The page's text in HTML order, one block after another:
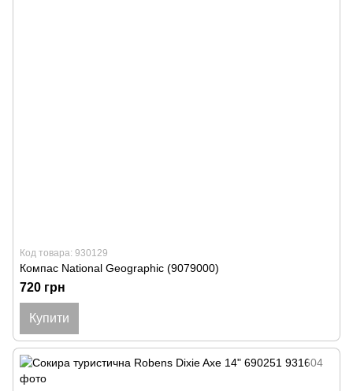
Код товара: 930129
Компас National Geographic (9079000)
720 грн
Купити